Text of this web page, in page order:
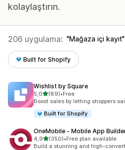
kolaylaştırın.
206 uygulama: Mağaza içi kayıt
Built for Shopify
Wishlist by Square
5,05 yıldız üzerinden
(89)
toplam 89 değerlendirme
•Free
Boost sales by letting shoppers
Built for Shopify
OneMobile ‑ Mobile App
4,95 yıldız üzerinden
(350)
toplam 350 değerlendirme
•Free plan available
Build a stunning and high-